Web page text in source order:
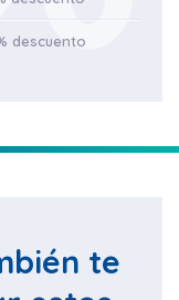
descuento
te